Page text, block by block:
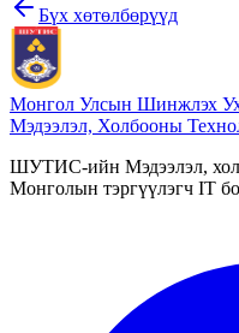
Бүх хөтөлбөрүүд
Монгол Улсын Шинжлэх
Мэдээлэл, Холбооны
ШУТИС-ийн Мэдээлэл,
Монголын тэргүүлэгч IT